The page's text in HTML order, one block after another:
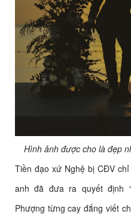
Hình ảnh được cho là đẹp
Tiền đạo xứ Nghệ bị CĐV
anh đã đưa ra quyết định
Phượng từng cay đắng viết